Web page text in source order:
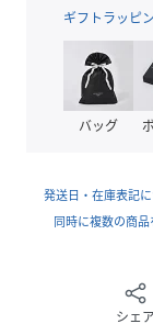
アンダーベルト
を使用。
フロント中央に
◆仕様
肩ストラップ取
ワイヤー入り
照明等の関係に
ギフトラッピ
バッグ
発送日・在庫表記
同時に複数の商
シェア